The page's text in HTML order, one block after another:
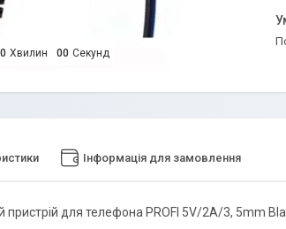
0 Хвилин 00 Секунд
Інформація для замовлення
пристрій для телефона PROFI 5V/2A/3, 5mm